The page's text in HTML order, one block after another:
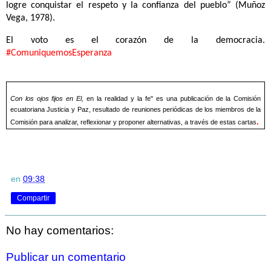
logre conquistar el respeto y la confianza del pueblo” (Muñoz
Vega, 1978).
El voto es el corazón de la democracia.
#ComuniquemosEsperanza
Con los ojos fijos en El, en la realidad y la fe" es una publicación de la Comisión
ecuatoriana Justicia y Paz, resultado de reuniones periódicas de los miembros de la
Comisión para analizar, reflexionar y proponer alternativas, a través de estas cartas.
en 09:38
Compartir
No hay comentarios:
Publicar un comentario